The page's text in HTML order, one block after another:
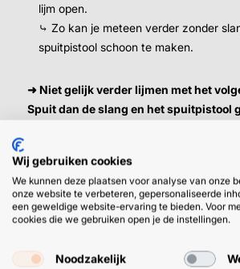
lijm open.
⤷ Zo kan je meteen verder zonder
spuitpistool schoon te maken.
➜Niet gelijk verder lijmen met het
Spuit dan de slang en het spuitpistool
HULP OF ADVIES NODIG?
Wij gebruiken cookies
We kunnen deze plaatsen voor analyse van onze
onze website te verbeteren, gepersonaliseerde
een geweldige website-ervaring te bieden. Voor
cookies die we gebruiken open je de instellingen.
Noodzakelijk